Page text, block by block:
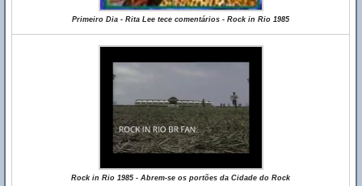
Primeiro Dia - Rita Lee tece comentários - Rock in Rio 1985
Rock in Rio 1985 - Abrem-se os portões da Cidade do Rock